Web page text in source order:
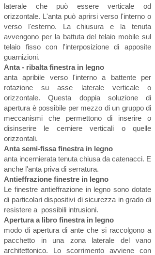
laterale che può essere verticale od
orizzontale. L'anta può aprirsi verso l'interno o
verso l'esterno. La chiusura e la tenuta
avvengono per la battuta del telaio mobile sul
telaio fisso con l'interposizione di apposite
guarnizioni.
Anta - ribalta finestra in legno
anta apribile verso l'interno a battente per
rotazione su asse laterale verticale o
orizzontale. Questa doppia soluzione di
apertura è possibile per mezzo di un gruppo di
meccanismi che permettono di inserire o
disinserire le cerniere verticali o quelle
orizzontali.
Anta semi-fissa finestra in legno
anta incernierata tenuta chiusa da catenacci. E
anche l'anta priva di serratura.
Antieffrazione finestre in legno
Le finestre antieffrazione in legno sono dotate
di particolari dispositivi di sicurezza in grado di
resistere a possibili intrusioni.
Apertura a libro finestra in legno
modo di apertura di ante che si raccolgono a
pacchetto in una zona laterale del vano
architettonico. Lo scorrimento avviene con